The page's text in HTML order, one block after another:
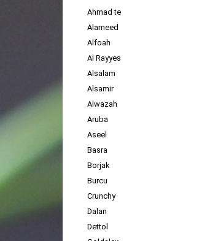
Ahmad te
Alameed
Alfoah
Al Rayyes
Alsalam
Alsamir
Alwazah
Aruba
Aseel
Basra
Borjak
Burcu
Crunchy
Dalan
Dettol